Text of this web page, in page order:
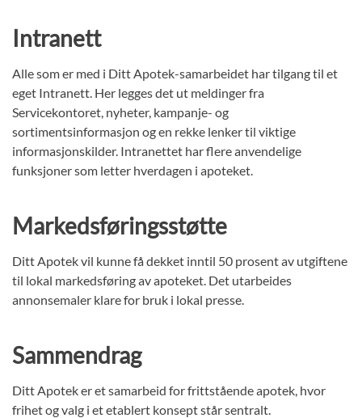
Intranett
Alle som er med i Ditt Apotek-samarbeidet har tilgang til et
eget Intranett. Her legges det ut meldinger fra
Servicekontoret, nyheter, kampanje- og
sortimentsinformasjon og en rekke lenker til viktige
informasjonskilder. Intranettet har flere anvendelige
funksjoner som letter hverdagen i apoteket.
Markedsføringsstøtte
Ditt Apotek vil kunne få dekket inntil 50 prosent av utgiftene
til lokal markedsføring av apoteket. Det utarbeides
annonsemaler klare for bruk i lokal presse.
Sammendrag
Ditt Apotek er et samarbeid for frittstående apotek, hvor
frihet og valg i et etablert konsept står sentralt.